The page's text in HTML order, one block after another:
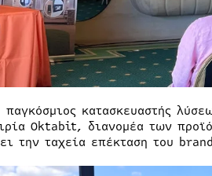
κατασκευαστής
Oktabit, διανομέα των
την ταχεία επέκταση του